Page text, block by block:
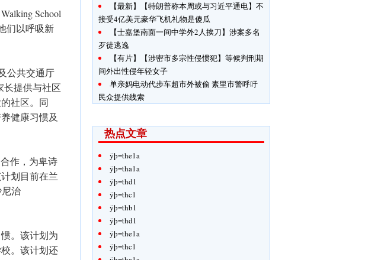
School
们以呼吸新
公共交通厅
长提供与社区
社区。同
健康习惯及
作，为卑诗
划目前在兰
尼治
。该计划为
。该计划还
【最新】【特朗普称本周或与习近平通电】不
接受4亿美元豪华飞机礼物是傻瓜
【士嘉堡南面一间中学外2人挨刀】涉案多名
歹徒逃逸
【有片】【涉密市多宗性侵惯犯】等候判刑期
间外出性侵年轻女子
单亲妈电动代步车超市外被偷 素里市警呼吁
民众提供线索
热点文章
ÿþ=the1a
ÿþ=tha1a
ÿþ=thd1
ÿþ=thc1
ÿþ=thb1
ÿþ=thd1
ÿþ=the1a
ÿþ=thc1